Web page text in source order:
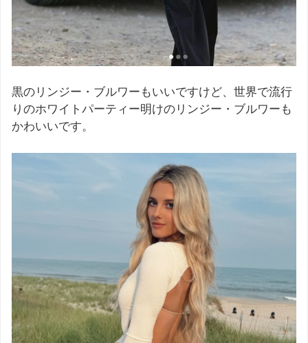
黒のリンジー・ブルワーもいいですけど、世界で流行
りのホワイトパーティー明けのリンジー・ブルワーも
かわいいです。